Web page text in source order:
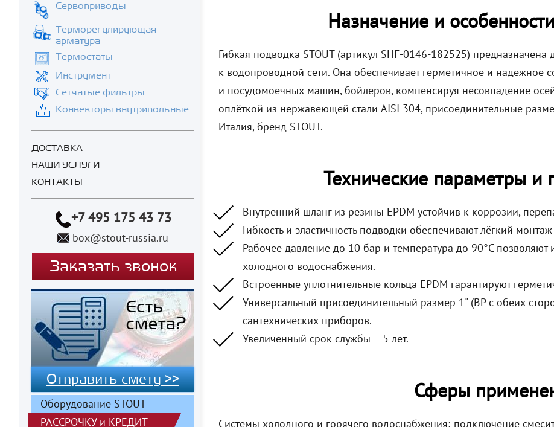
Сервоприводы
Терморегулирующая
арматура
Термостаты
Инструмент
Сетчатые фильтры
Конвекторы внутрипольные
ДОСТАВКА
НАШИ УСЛУГИ
КОНТАКТЫ
+7 495 175 43 73
box@stout-russia.ru
Заказать звонок
Отправить смету >>
Оборудование STOUT
РАССРОЧКУи КРЕДИТ
Назначение и
Гибкая подводка STOUT (артикул SHF-0146-182525)
к водопроводной сети. Она обеспечивает герметичное и надёжное
и посудомоечных машин, бойлеров, компенсируя несовпадение
оплёткой из нержавеющей стали AISI 304, присоединительные
Италия, бренд STOUT.
Технические параметры и
Внутренний шланг из резины EPDM устойчив к коррозии,
Гибкость и эластичность подводки обеспечивают лёгкий
Рабочее давление до 10 бар и температура до 90°C позволяют
холодного водоснабжения.
Встроенные уплотнительные кольца EPDM гарантируют
Универсальный присоединительный размер 1" (ВР с обеих
сантехнических приборов.
Увеличенный срок службы – 5 лет.
Сферы
Системы холодного и горячего водоснабжения; подключение